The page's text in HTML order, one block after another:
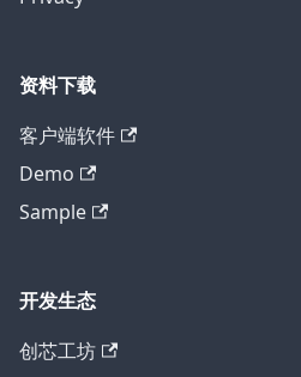
资料下载
客户端软件
Demo
Sample
开发生态
创芯工坊